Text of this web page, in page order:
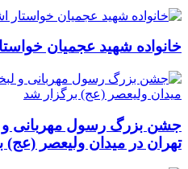
خانواده شهید عجمیان
جشن بزرگ رسول مهربانی و
تهران در میدان ولیعصر (عج)